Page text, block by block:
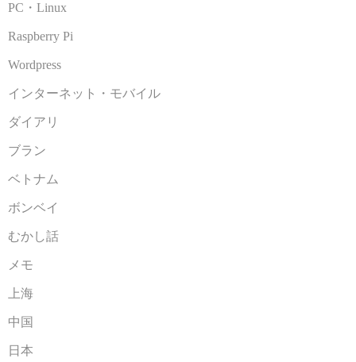
PC・Linux
Raspberry Pi
Wordpress
インターネット・モバイル
ダイアリ
ブラン
ベトナム
ボンベイ
むかし話
メモ
上海
中国
日本